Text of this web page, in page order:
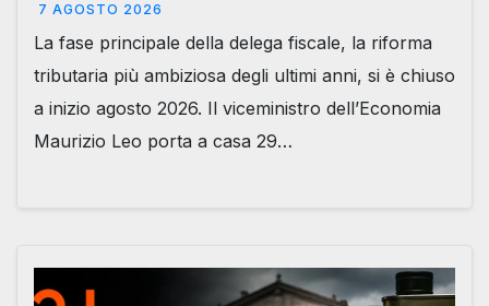
7 AGOSTO 2026
La fase principale della delega fiscale, la riforma
tributaria più ambiziosa degli ultimi anni, si è chiuso
a inizio agosto 2026. Il viceministro dell’Economia
Maurizio Leo porta a casa 29…